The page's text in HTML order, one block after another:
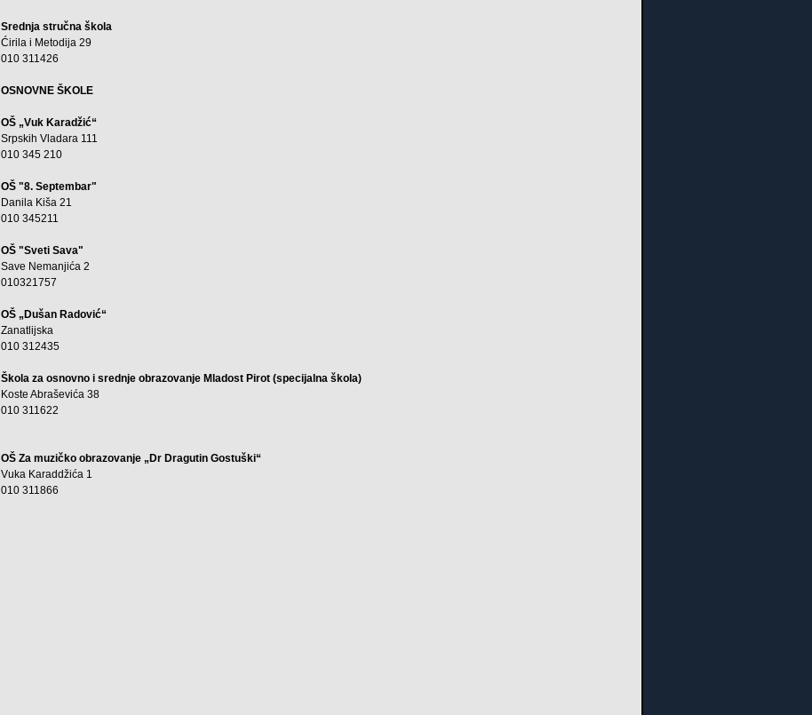
Srednja stručna škola
Ćirila i Metodija 29
010 311426
OSNOVNE ŠKOLE
OŠ „Vuk Karadžić“
Srpskih Vladara 111
010 345 210
OŠ "8. Septembar"
Danila Kiša 21
010 345211
OŠ "Sveti Sava"
Save Nemanjića 2
010321757
OŠ „Dušan Radović“
Zanatlijska
010 312435
Škola za osnovno i srednje obrazovanje Mladost Pirot (specijalna škola)
Koste Abraševića 38
010 311622
OŠ Za muzičko obrazovanje „Dr Dragutin Gostuški“
Vuka Karaddžića 1
010 311866